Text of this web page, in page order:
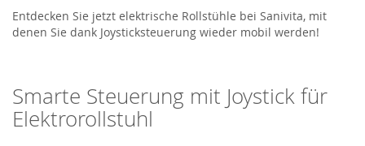
Entdecken Sie jetzt elektrische Rollstühle bei Sanivita, mit
denen Sie dank Joysticksteuerung wieder mobil werden!
Smarte Steuerung mit Joystick für
Elektrorollstuhl